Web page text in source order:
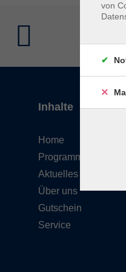
Inhalte
Home
Programmheft
Aktuelles
Über uns
Gutschein
Service
von